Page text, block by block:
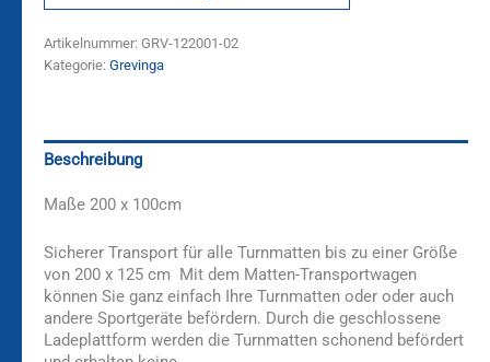
Artikelnummer: GRV-122001-02
Kategorie: Grevinga
Beschreibung
Maße 200 x 100cm
Sicherer Transport für alle Turnmatten bis zu einer Größe
von 200 x 125 cm Mit dem Matten-Transportwagen
können Sie ganz einfach Ihre Turnmatten oder oder auch
andere Sportgeräte befördern. Durch die geschlossene
Ladeplattform werden die Turnmatten schonend befördert